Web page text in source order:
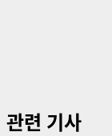
관련 기사